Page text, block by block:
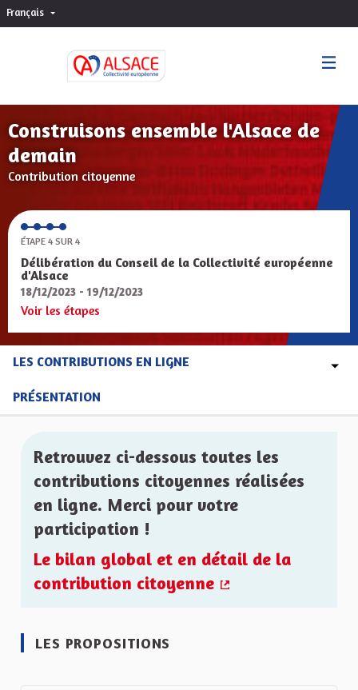
Français Choisir la langue
Construisons ensemble l'Alsace de
demain
Contribution citoyenne
ÉTAPE 4 SUR 4
Délibération du Conseil de la Collectivité européenne
d'Alsace
18/12/2023 - 19/12/2023
Voir les étapes
LES CONTRIBUTIONS EN LIGNE
PRÉSENTATION
Retrouvez ci-dessous toutes les
contributions citoyennes réalisées
en ligne. Merci pour votre
participation !
Le bilan global et en détail de la
contribution citoyenne
LES PROPOSITIONS